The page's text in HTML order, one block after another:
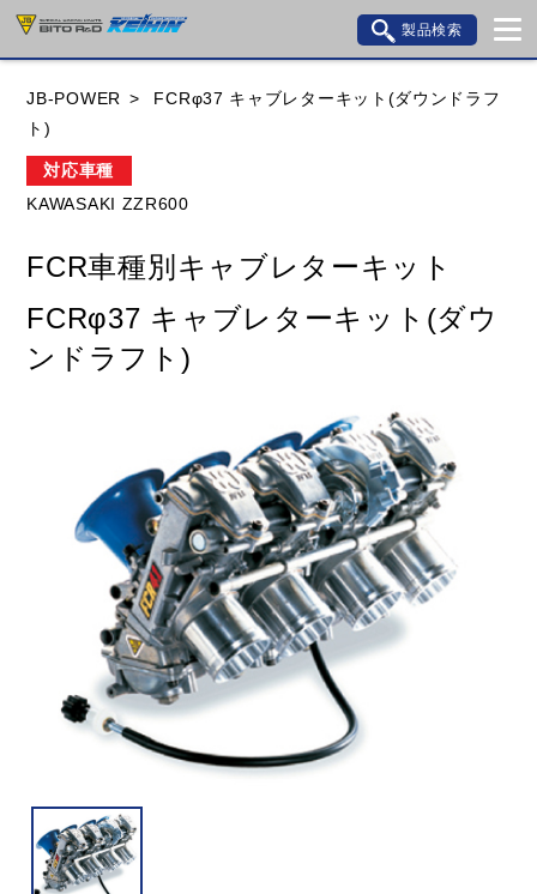
製品検索
HONDA YAMAHA
KAWASAKI BMW DUCATI GILERA
HUSQVANA KTM MOTO GUZZI
TRIUMPH
閉じる
JB-POWER
FCRφ37 キャブレターキット(ダウンドラフ
ト)
対応車種
KAWASAKI ZZR600
FCR車種別キャブレターキット
FCRφ37 キャブレターキット(ダウ
ンドラフト)